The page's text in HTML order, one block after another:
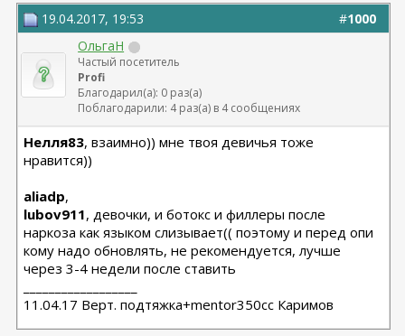
#1000
19.04.2017, 19:53
ОльгаН
Частый посетитель
Profi
Благодарил(а): 0 раз(а)
Поблагодарили: 4 раз(а) в 4 сообщениях
Нелля83, взаимно)) мне твоя девичья тоже
нравится))
aliadp,
lubov911, девочки, и ботокс и филлеры после
наркоза как языком слизывает(( поэтому и перед опи
кому надо обновлять, не рекомендуется, лучше
через 3-4 недели после ставить
11.04.17 Верт. подтяжка+mentor350cc Каримов